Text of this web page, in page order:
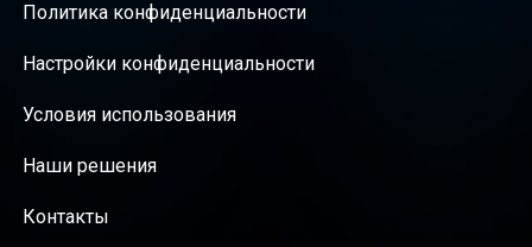
Политика конфиденциальности
Настройки конфиденциальности
Условия использования
Наши решения
Контакты